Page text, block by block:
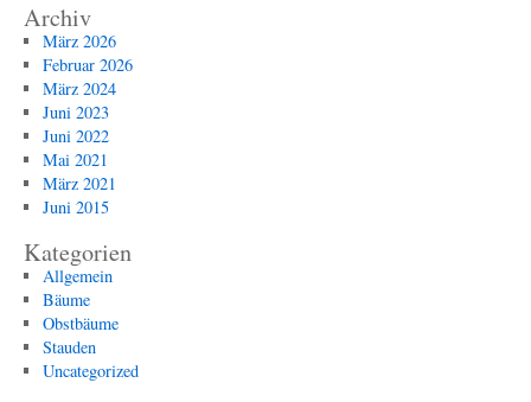
Archiv
März 2026
Februar 2026
März 2024
Juni 2023
Juni 2022
Mai 2021
März 2021
Juni 2015
Kategorien
Allgemein
Bäume
Obstbäume
Stauden
Uncategorized